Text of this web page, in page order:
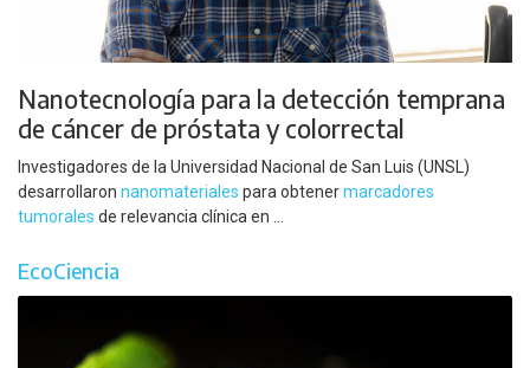
Nanotecnología para la detección temprana
de cáncer de próstata y colorrectal
Investigadores de la Universidad Nacional de San Luis (UNSL)
desarrollaron nanomateriales para obtenermarcadores
tumorales de relevancia clínica en ...
EcoCiencia